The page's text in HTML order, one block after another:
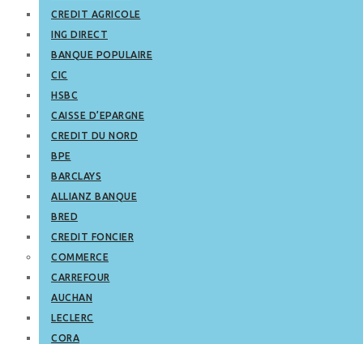
CREDIT AGRICOLE
ING DIRECT
BANQUE POPULAIRE
CIC
HSBC
CAISSE D’EPARGNE
CREDIT DU NORD
BPE
BARCLAYS
ALLIANZ BANQUE
BRED
CREDIT FONCIER
COMMERCE
CARREFOUR
AUCHAN
LECLERC
CORA